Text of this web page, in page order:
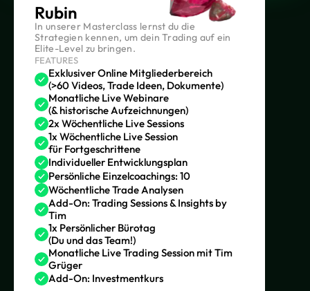
Rubin
In unserer Masterclass lernst du die
Strategien kennen, um dein Trading auf ein
Elite-Level zu bringen.
FEATURES
Exklusiver Online Mitgliederbereich
(>60 Videos, Trade Ideen, Dokumente)
Monatliche Live Webinare
(& historische Aufzeichnungen)
2x Wöchentliche Live Sessions
1x Wöchentliche Live Session
für Fortgeschrittene
Individueller Entwicklungsplan
Persönliche Einzelcoachings: 10
Wöchentliche Trade Analysen
Add-On: Trading Sessions & Insights by
Tim
1x Persönlicher Bürotag
(Du und das Team!)
Monatliche Live Trading Session mit Tim
Grüger
Add-On: Investmentkurs